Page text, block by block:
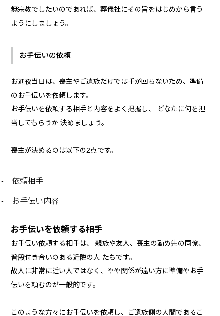
無宗教でしたいのであれば、葬儀社にその旨をはじめから言う
ようにしましょう。
お手伝いの依頼
お通夜当日は、喪主やご遺族だけでは手が回らないため、準備
のお手伝いを依頼します。
お手伝いを依頼する相手と内容をよく把握し、 どなたに何を担
当してもらうか 決めましょう。
喪主が決めるのは以下の2点です。
依頼相手
お手伝い内容
お手伝いを依頼する相手
お手伝い依頼する相手は、 親族や友人、喪主の勤め先の同僚、
普段付き合いのある近隣の人 たちです。
故人に非常に近い人ではなく、やや関係が遠い方に準備やお手
伝いを頼むのが一般的です。
このような方々にお手伝いを依頼し、ご遺族側の人間であるこ